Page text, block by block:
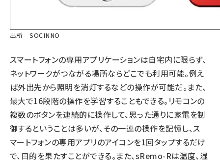
出所 SOCINNO
スマートフォンの専用アプリケーションは自宅内に限らず、
ネットワークがつながる場所ならどこでも利用可能。例え
ば外出先から照明を消灯するなどの操作が可能だ。また、
最大で16段階の操作を学習することもできる。リモコンの
複数のボタンを連続的に操作して、思った通りに家電を制
御するということは多いが、その一連の操作を記憶し、ス
マートフォンの専用アプリのアイコンを1回タップするだけ
で、目的を果たすことができる。また、sRemo-Rは温度、湿